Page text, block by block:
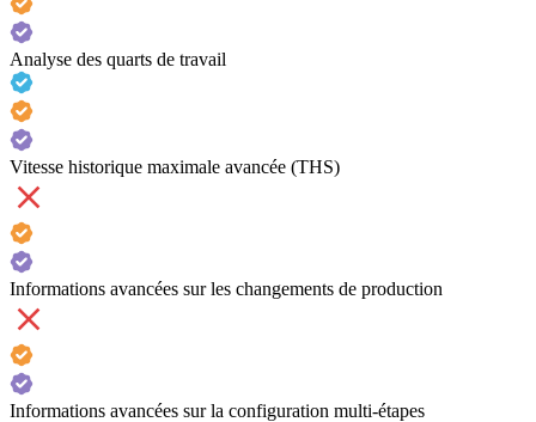
Analyse des quarts de travail
Vitesse historique maximale avancée (THS)
Informations avancées sur les changements de production
Informations avancées sur la configuration multi-étapes